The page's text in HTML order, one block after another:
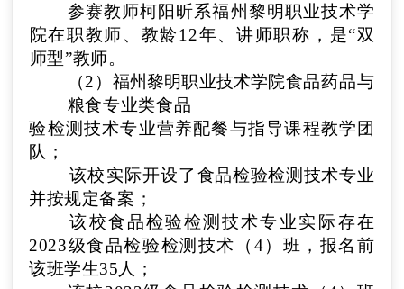
参赛教师柯阳昕系福州黎明职业技术学
院在职教师、教龄12年、 讲师职称 ， 是“双
师型”教师。
（2 ） 福州黎明职业技术学院食品药品与
粮食专业类食品
验检测技术专业营养配餐与指导课程教学团
队 ；
该校实际开设了 食品检验检测技术专业
并按规定备案 ；
该校食品检验检测技术专业实际存在
2023级食品检验检测技术（4） 班，报名前
该班学生35人 ；